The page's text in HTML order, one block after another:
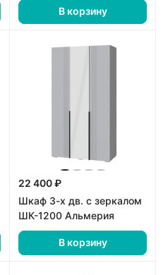
В корзину
22 400 ₽
Шкаф 3-х дв. с зеркалом
ШК-1200 Альмерия
В корзину